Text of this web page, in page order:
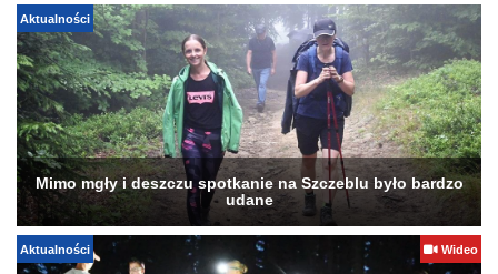
Aktualności
Mimo mgły i deszczu spotkanie na Szczeblu było bardzo
udane
Aktualności Wideo